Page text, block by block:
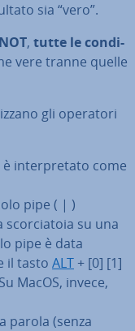
sia “vero”.
NOT, tutte le con­di­
vere tranne quelle
gli operatori
in­ter­pre­ta­to come
pipe ( | )
scor­cia­to­ia su una
pipe è data
il tasto ALT + [0] [1]
MacOS, invece,
parola (senza